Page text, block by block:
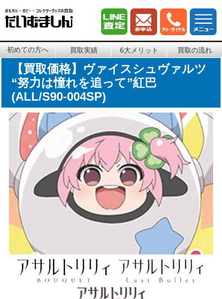
初めての方へ 買取実績 6大メリット 買取の流れ
【買取価格】ヴァイスシュヴァルツ
“努力は憧れを追って”紅巴
(ALL/S90-004SP)